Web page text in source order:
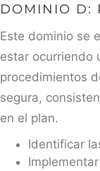
DOMINIO D:
Este dominio se
estar ocurriendo
procedimientos
segura,
en el plan.
Identificar